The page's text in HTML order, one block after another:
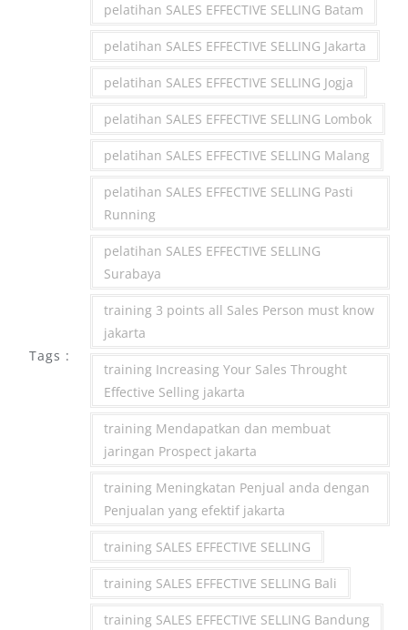
Tags :
pelatihan SALES EFFECTIVE SELLING Batam
pelatihan SALES EFFECTIVE SELLING Jakarta
pelatihan SALES EFFECTIVE SELLING Jogja
pelatihan SALES EFFECTIVE SELLING Lombok
pelatihan SALES EFFECTIVE SELLING Malang
pelatihan SALES EFFECTIVE SELLING Pasti
Running
pelatihan SALES EFFECTIVE SELLING
Surabaya
training 3 points all Sales Person must know
jakarta
training Increasing Your Sales Throught
Effective Selling jakarta
training Mendapatkan dan membuat
jaringan Prospect jakarta
training Meningkatan Penjual anda dengan
Penjualan yang efektif jakarta
training SALES EFFECTIVE SELLING
training SALES EFFECTIVE SELLING Bali
training SALES EFFECTIVE SELLING Bandung